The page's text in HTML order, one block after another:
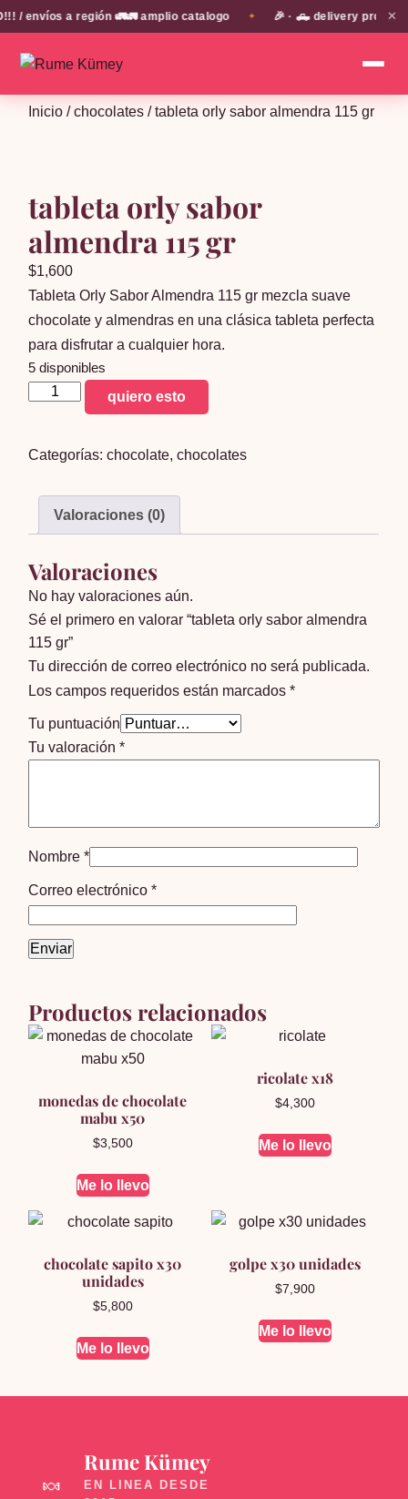
/ envíos a región 🚛🚛 amplio catalogo 🎉 · 🛻 delivery propio en
✕
Inicio /chocolates / tableta orly sabor almendra 115 gr
tableta orly sabor
almendra 115 gr
$1,600
Tableta Orly Sabor Almendra 115 gr mezcla suave
chocolate y almendras en una clásica tableta perfecta
para disfrutar a cualquier hora.
5 disponibles
tableta
almendra
quiero esto
Categorías:chocolate,chocolates
Valoraciones (0)
Valoraciones
No hay valoraciones aún.
Sé el primero en valorar “tableta orly sabor almendra
115 gr”
Tu dirección de correo electrónico no será publicada.
Los campos requeridos están marcados*
Tu puntuación
Tu valoración*
Nombre*
Correo electrónico*
Productos relacionados
monedas de chocolate
mabu x50
$3,500
Me lo llevo
ricolate x18
$4,300
Me lo llevo
chocolate sapito x30
unidades
$5,800
Me lo llevo
golpe x30 unidades
$7,900
Me lo llevo
🍬
Rume Kümey